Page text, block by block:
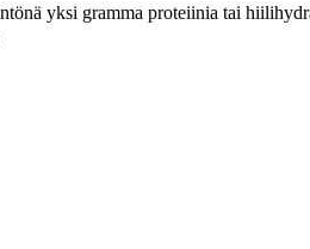
yksi gramma proteiinia tai